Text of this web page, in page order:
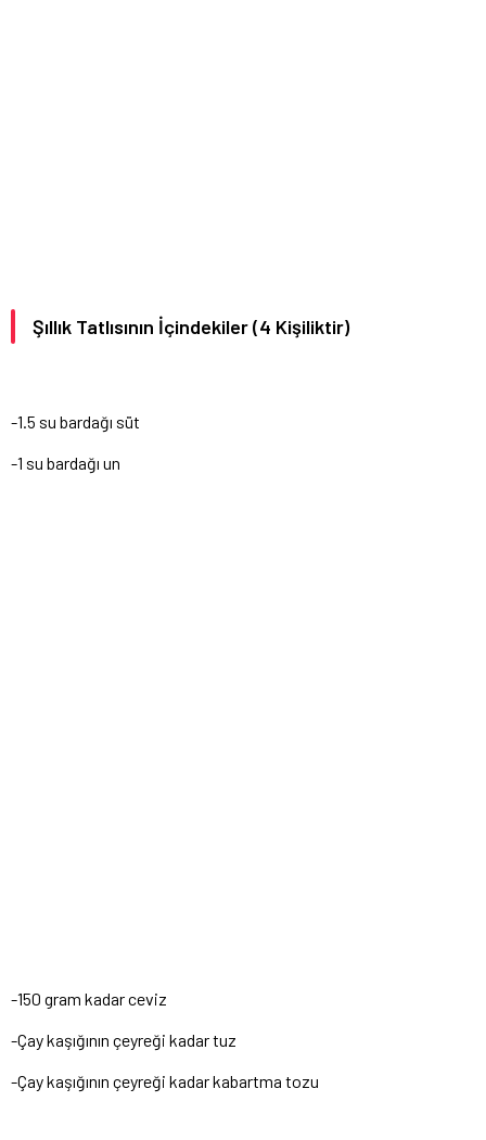
Şıllık Tatlısının İçindekiler (4 Kişiliktir)
-1.5 su bardağı süt
-1 su bardağı un
-150 gram kadar ceviz
-Çay kaşığının çeyreği kadar tuz
-Çay kaşığının çeyreği kadar kabartma tozu